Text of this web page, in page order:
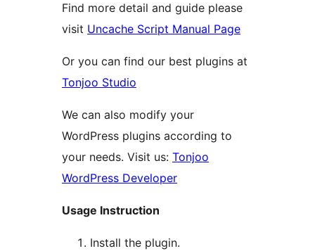
Find more detail and guide please
visit Uncache Script Manual Page
Or you can find our best plugins at
Tonjoo Studio
We can also modify your
WordPress plugins according to
your needs. Visit us: Tonjoo
WordPress Developer
Usage Instruction
Install the plugin.